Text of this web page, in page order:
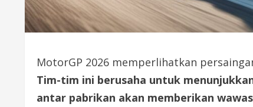
MotorGP 2026 memperlihatkan
Tim-tim ini berusaha untuk
antar pabrikan akan memberikan